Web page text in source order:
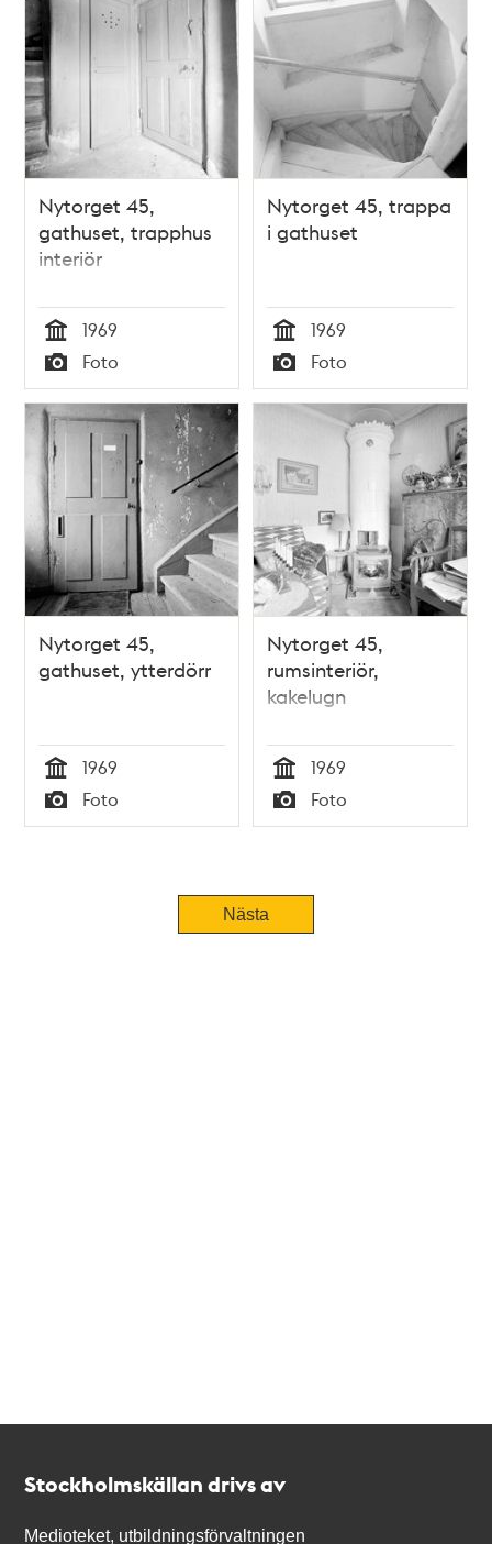
Nytorget 45,
gathuset, trapphus
interiör
Tid
1969
Typ
Foto
Nytorget 45, trappa
i gathuset
Tid
1969
Typ
Foto
Nytorget 45,
gathuset, ytterdörr
Tid
1969
Typ
Foto
Nytorget 45,
rumsinteriör,
kakelugn
Tid
1969
Typ
Foto
Nästa
Stockholmskällan drivs av
Medioteket, utbildningsförvaltningen